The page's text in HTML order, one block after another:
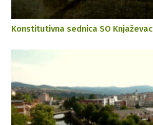
Konstitutivna sednica SO Knjaževac